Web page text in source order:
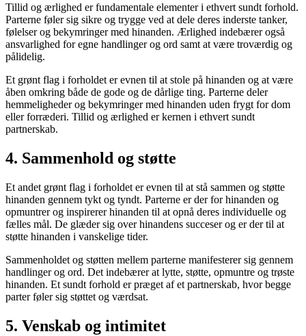
Tillid og ærlighed er fundamentale elementer i ethvert sundt forhold.
Parterne føler sig sikre og trygge ved at dele deres inderste tanker,
følelser og bekymringer med hinanden. Ærlighed indebærer også
ansvarlighed for egne handlinger og ord samt at være troværdig og
pålidelig.
Et grønt flag i forholdet er evnen til at stole på hinanden og at være
åben omkring både de gode og de dårlige ting. Parterne deler
hemmeligheder og bekymringer med hinanden uden frygt for dom
eller forræderi. Tillid og ærlighed er kernen i ethvert sundt
partnerskab.
4. Sammenhold og støtte
Et andet grønt flag i forholdet er evnen til at stå sammen og støtte
hinanden gennem tykt og tyndt. Parterne er der for hinanden og
opmuntrer og inspirerer hinanden til at opnå deres individuelle og
fælles mål. De glæder sig over hinandens succeser og er der til at
støtte hinanden i vanskelige tider.
Sammenholdet og støtten mellem parterne manifesterer sig gennem
handlinger og ord. Det indebærer at lytte, støtte, opmuntre og trøste
hinanden. Et sundt forhold er præget af et partnerskab, hvor begge
parter føler sig støttet og værdsat.
5. Venskab og intimitet